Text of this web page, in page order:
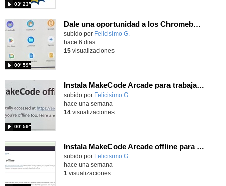
03′ 23″
Dale una oportunidad a los Chromebooks y utiliza un proyector para realizar talleres si no tienes pantallas táctiles
Contenido educativo.
subido por Felicisimo G.
00′ 59″
hace 6 dias
15visualizaciones
Instala MakeCode Arcade para trabajar offline en tu tablet, ordenador, Chromebook
Contenido educativo.
subido por Felicisimo G.
00′ 59″
hace una semana
14visualizaciones
Instala MakeCode Arcade offline para programar grandes juegos sin necesidad de Internet
Contenido educativo.
subido por Felicisimo G.
hace una semana
1 visualizaciones